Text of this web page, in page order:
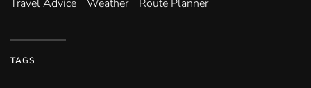
Travel Advice
Weather Route Planner
TAGS